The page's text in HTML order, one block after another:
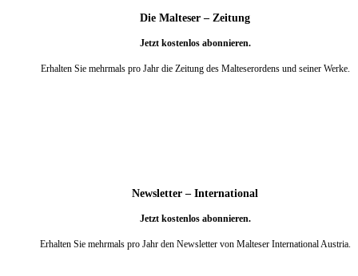
Die Malteser – Zeitung
Jetzt kostenlos abonnieren.
Erhalten Sie mehrmals pro Jahr die Zeitung des Malteserordens und seiner Werke.
Newsletter – International
Jetzt kostenlos abonnieren.
Erhalten Sie mehrmals pro Jahr den Newsletter von Malteser International Austria.